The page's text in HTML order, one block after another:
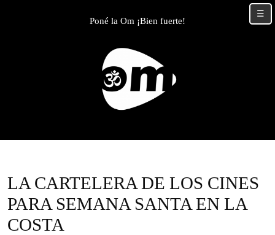
Poné la Om ¡Bien fuerte!
LA CARTELERA DE LOS CINES
PARA SEMANA SANTA EN LA
COSTA
☰